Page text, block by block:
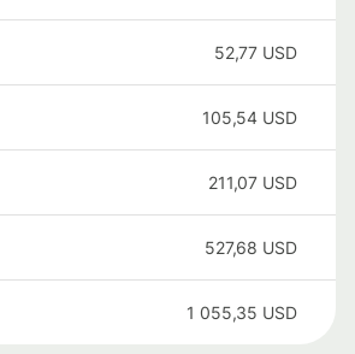
52,77 USD
105,54 USD
211,07 USD
527,68 USD
1 055,35 USD